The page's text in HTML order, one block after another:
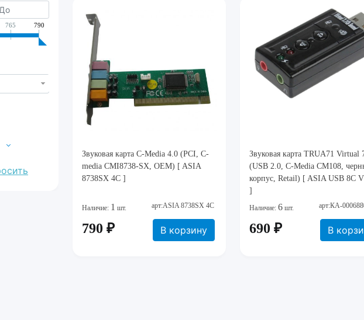
765 790
Звуковая карта C-Media 4.0 (PCI, C-
media CMI8738-SX, OEM) [ ASIA
8738SX 4C ]
Наличие: 1 шт. арт:ASIA 8738SX 4C
790 ₽ В корзину
Звуковая карта TRUA71 Virtual
(USB 2.0, C-Media CM108,
корпус, Retail) [ ASIA USB 8C
]
Наличие: 6шт. арт:КА-
690 ₽ В